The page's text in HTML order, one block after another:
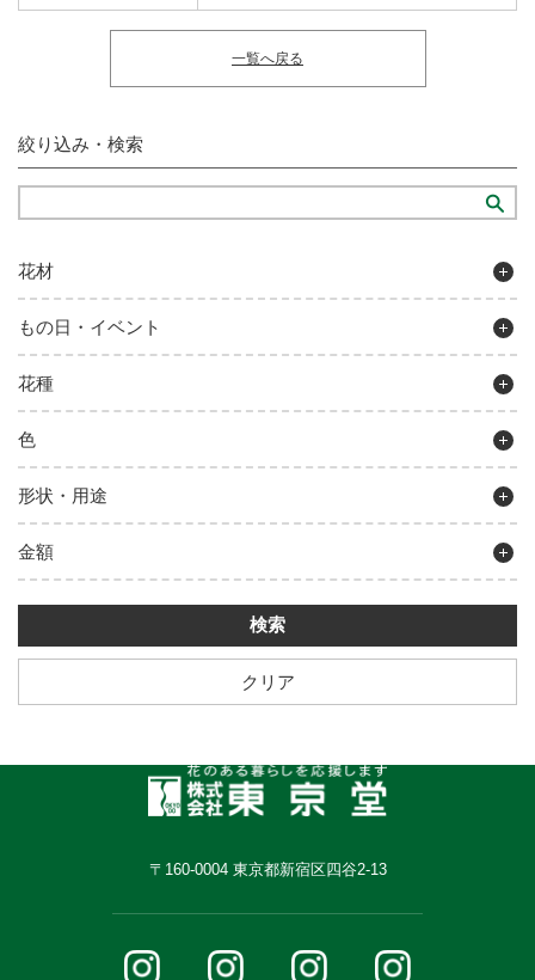
一覧へ戻る
絞り込み・検索
花材
もの日・イベント
花種
色
形状・用途
金額
クリア
〒160-0004 東京都新宿区四谷2-13